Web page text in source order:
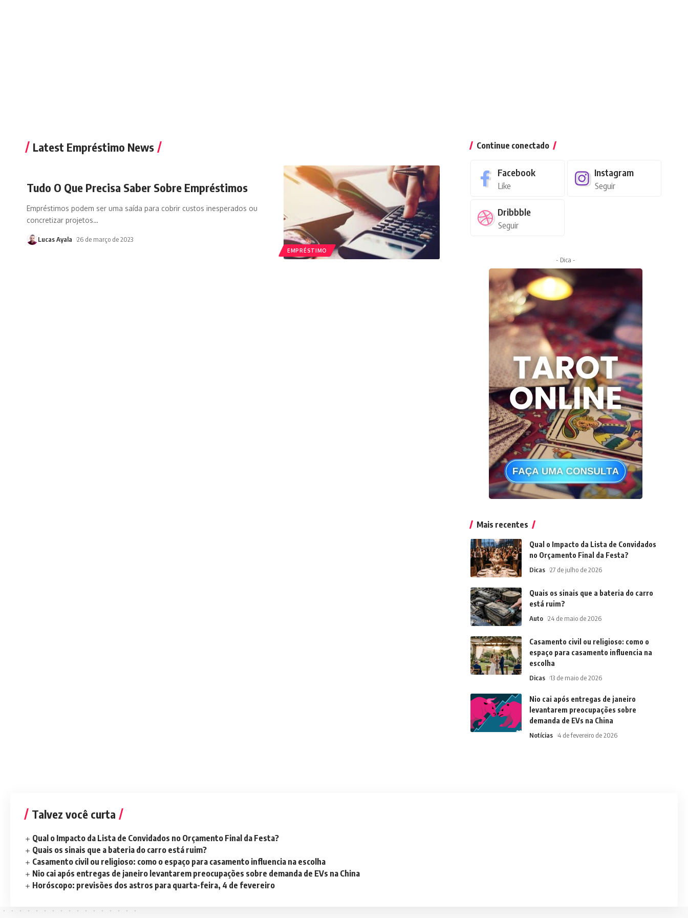
Latest Empréstimo News
EMPRÉSTIMO
Tudo O Que Precisa Saber Sobre Empréstimos
Empréstimos podem ser uma saída para cobrir custos inesperados ou
concretizar projetos…
Lucas Ayala 26 de março de 2023
Continue conectado
Facebook
Like
Instagram
Seguir
Dribbble
Seguir
- Dica -
Mais recentes
Qual o Impacto da Lista de Convidados
no Orçamento Final da Festa?
Dicas 27 de julho de 2026
Quais os sinais que a bateria do carro
está ruim?
Auto 24 de maio de 2026
Casamento civil ou religioso: como o
espaço para casamento influencia na
escolha
Dicas 13 de maio de 2026
Nio cai após entregas de janeiro
levantarem preocupações sobre
demanda de EVs na China
Notícias 4 de fevereiro de 2026
Talvez você curta
Qual o Impacto da Lista de Convidados no Orçamento Final da Festa?
Quais os sinais que a bateria do carro está ruim?
Casamento civil ou religioso: como o espaço para casamento influencia na escolha
Nio cai após entregas de janeiro levantarem preocupações sobre demanda de EVs na China
Horóscopo: previsões dos astros para quarta-feira, 4 de fevereiro